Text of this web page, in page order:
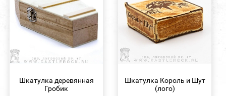
Шкатулка деревянная
Гробик
Шкатулка Король и Шут
(лого)